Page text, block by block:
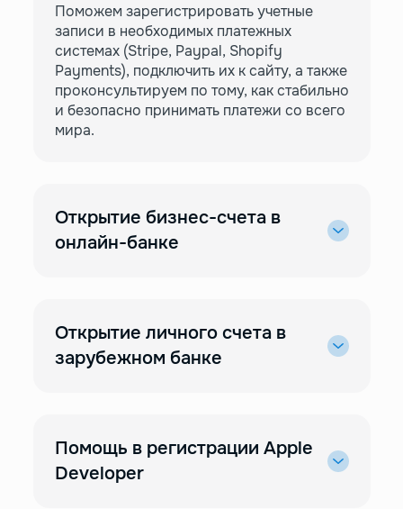
Поможем зарегистрировать учетные
записи в необходимых платежных
системах (Stripe, Paypal, Shopify
Payments), подключить их к сайту, а также
проконсультируем по тому, как стабильно
и безопасно принимать платежи со всего
мира.
Открытие бизнес-счета в
онлайн-банке
Открытие личного счета в
зарубежном банке
Помощь в регистрации Apple
Developer